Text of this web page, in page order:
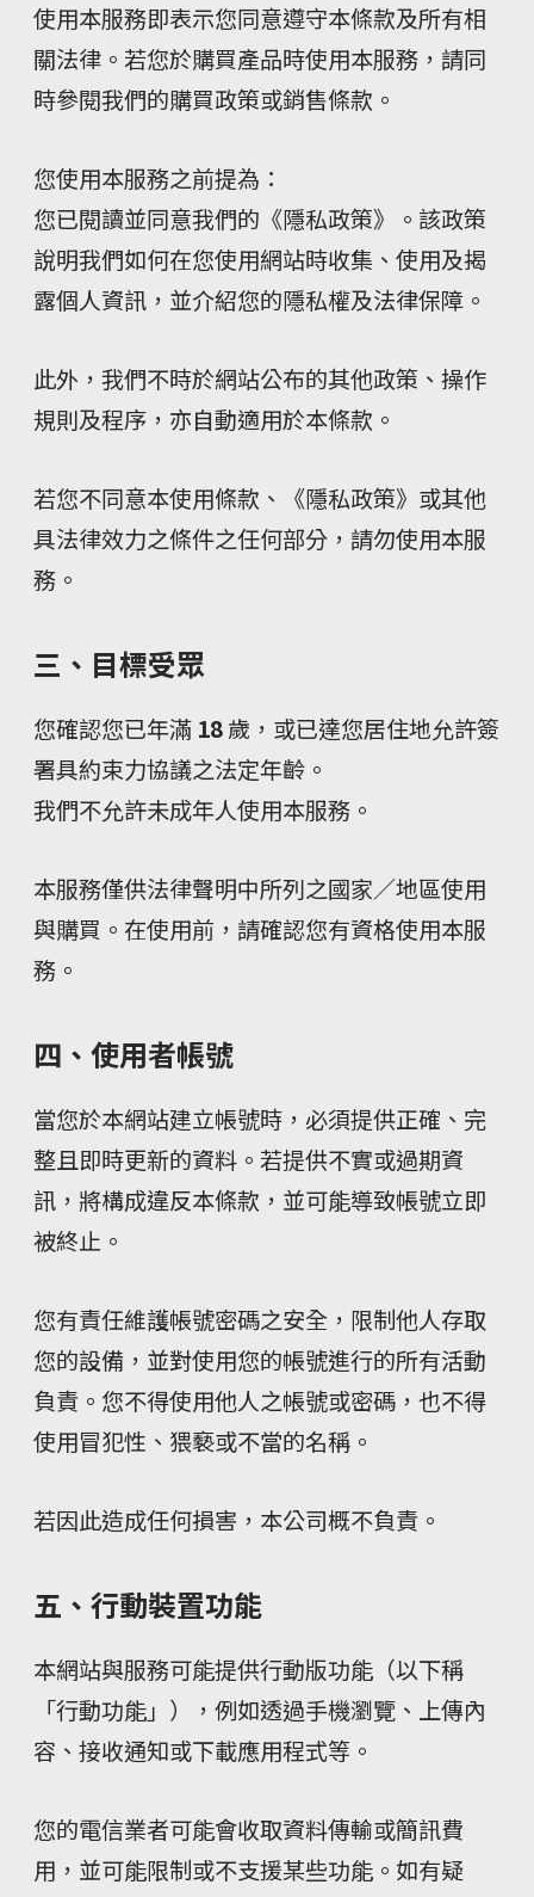
使用本服務即表示您同意遵守本條款及所有相
關法律。若您於購買產品時使用本服務，請同
時參閱我們的購買政策或銷售條款。
您使用本服務之前提為：
您已閱讀並同意我們的《隱私政策》。該政策
說明我們如何在您使用網站時收集、使用及揭
露個人資訊，並介紹您的隱私權及法律保障。
此外，我們不時於網站公布的其他政策、操作
規則及程序，亦自動適用於本條款。
若您不同意本使用條款、《隱私政策》或其他
具法律效力之條件之任何部分，請勿使用本服
務。
三、目標受眾
您確認您已年滿 18歲，或已達您居住地允許簽
署具約束力協議之法定年齡。
我們不允許未成年人使用本服務。
本服務僅供法律聲明中所列之國家／地區使用
與購買。在使用前，請確認您有資格使用本服
務。
四、使用者帳號
當您於本網站建立帳號時，必須提供正確、完
整且即時更新的資料。若提供不實或過期資
訊，將構成違反本條款，並可能導致帳號立即
被終止。
您有責任維護帳號密碼之安全，限制他人存取
您的設備，並對使用您的帳號進行的所有活動
負責。您不得使用他人之帳號或密碼，也不得
使用冒犯性、猥褻或不當的名稱。
若因此造成任何損害，本公司概不負責。
五、行動裝置功能
本網站與服務可能提供行動版功能（以下稱
「行動功能」），例如透過手機瀏覽、上傳內
容、接收通知或下載應用程式等。
您的電信業者可能會收取資料傳輸或簡訊費
用，並可能限制或不支援某些功能。如有疑